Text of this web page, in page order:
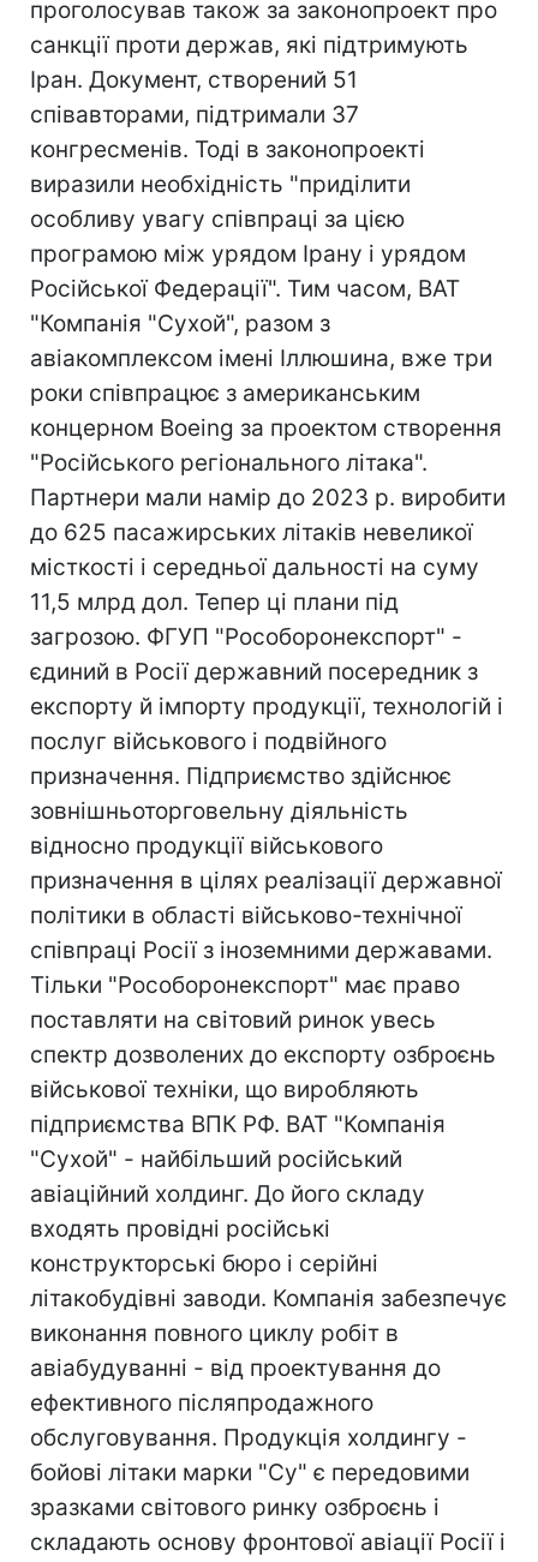
проголосував також за законопроект про
санкції проти держав, які підтримують
Іран. Документ, створений 51
співавторами, підтримали 37
конгресменів. Тоді в законопроекті
виразили необхідність "приділити
особливу увагу співпраці за цією
програмою між урядом Ірану і урядом
Російської Федерації". Тим часом, ВАТ
"Компанія "Сухой", разом з
авіакомплексом імені Іллюшина, вже три
роки співпрацює з американським
концерном Boeing за проектом створення
"Російського регіонального літака".
Партнери мали намір до 2023 р. виробити
до 625 пасажирських літаків невеликої
місткості і середньої дальності на суму
11,5 млрд дол. Тепер ці плани під
загрозою. ФГУП "Рособоронекспорт" -
єдиний в Росії державний посередник з
експорту й імпорту продукції, технологій і
послуг військового і подвійного
призначення. Підприємство здійснює
зовнішньоторговельну діяльність
відносно продукції військового
призначення в цілях реалізації державної
політики в області військово-технічної
співпраці Росії з іноземними державами.
Тільки "Рособоронекспорт" має право
поставляти на світовий ринок увесь
спектр дозволених до експорту озброєнь
військової техніки, що виробляють
підприємства ВПК РФ. ВАТ "Компанія
"Сухой" - найбільший російський
авіаційний холдинг. До його складу
входять провідні російські
конструкторські бюро і серійні
літакобудівні заводи. Компанія забезпечує
виконання повного циклу робіт в
авіабудуванні - від проектування до
ефективного післяпродажного
обслуговування. Продукція холдингу -
бойові літаки марки "Су" є передовими
зразками світового ринку озброєнь і
складають основу фронтової авіації Росії і